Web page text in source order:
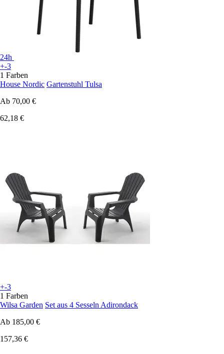
24h
+-3
1 Farben
House Nordic Gartenstuhl Tulsa
Ab 70,00 €
62,18 €
+-3
1 Farben
Wilsa Garden Set aus 4 Sesseln Adirondack
Ab 185,00 €
157,36 €